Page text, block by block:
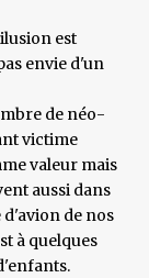
est
envie d'un
de néo-
victime
valeur mais
aussi dans
de nos
à quelques